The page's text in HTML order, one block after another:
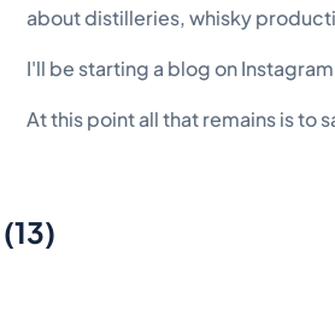
about distilleries, whisky
I'll be starting a blog on
At this point all that remains is to
(13)